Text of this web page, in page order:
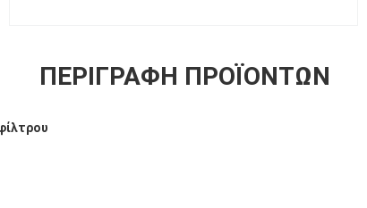
ΠΕΡΙΓΡΑΦΉ ΠΡΟΪΌΝΤΩΝ